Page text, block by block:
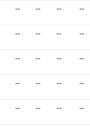
-- -- -- --
-- -- -- --
-- -- -- --
-- -- -- --
-- -- -- --